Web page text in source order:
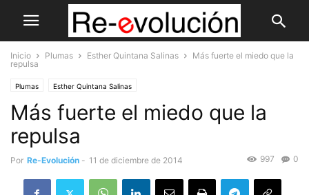
Inicio Plumas Esther Quintana Salinas
Más fuerte el miedo que la
repulsa
Plumas Esther Quintana Salinas
Más fuerte el miedo que la
repulsa
Por Re-Evolución - 11 de diciembre de 2014 0
997